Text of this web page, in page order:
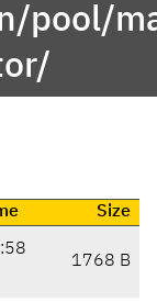
pool/
Size
1768 B